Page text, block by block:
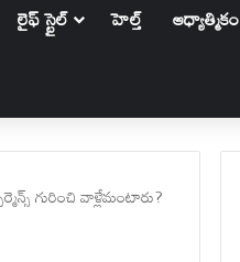
లైఫ్ స్టైల్ హెల్త్ ఆధ్యాత్మికం
గురించి వాళ్లేమంటారు?